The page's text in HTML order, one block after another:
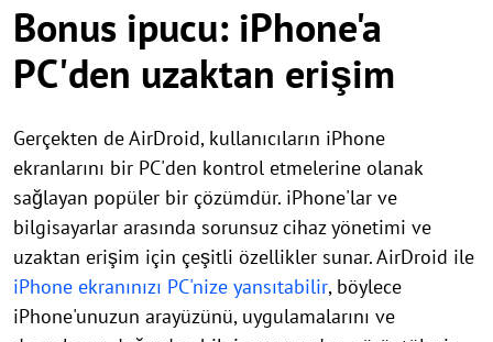
Bonus ipucu: iPhone'a
PC'den uzaktan erişim
Gerçekten de AirDroid, kullanıcıların iPhone
ekranlarını bir PC'den kontrol etmelerine olanak
sağlayan popüler bir çözümdür. iPhone'lar ve
bilgisayarlar arasında sorunsuz cihaz yönetimi ve
uzaktan erişim için çeşitli özellikler sunar. AirDroid ile
iPhone ekranınızı PC'nize yansıtabilir, böylece
iPhone'unuzun arayüzünü, uygulamalarını ve